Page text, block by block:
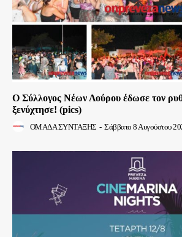
Ο Σύλλογος Νέων Λούρου έδωσε τον
ξενύχτησε! (pics)
ΟΜΑΔΑ ΣΥΝΤΑΞΗΣ - Σάββατο 8 Αυγούστου